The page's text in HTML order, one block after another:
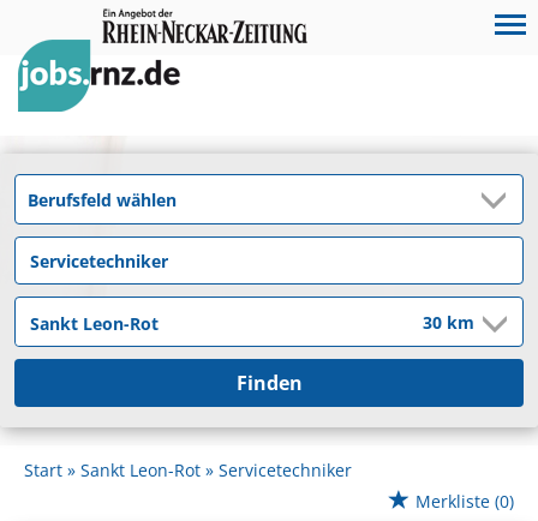
Finden
Start Sankt Leon-Rot
Servicetechniker
Merkliste (0)